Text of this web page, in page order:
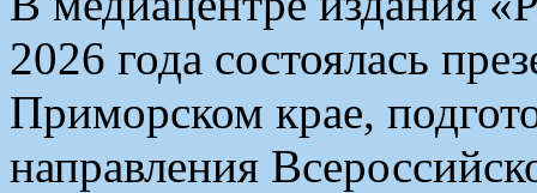
2026 года состоялась
Приморском крае,
направления